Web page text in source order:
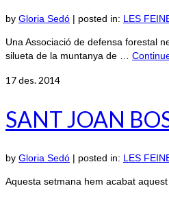
by Gloria Sedó | posted in: LES
Una Associació de defensa forestal
silueta de la muntanya de …
17des. 2014
SANT JOAN
by Gloria Sedó | posted in: LES
Aquesta setmana hem acabat